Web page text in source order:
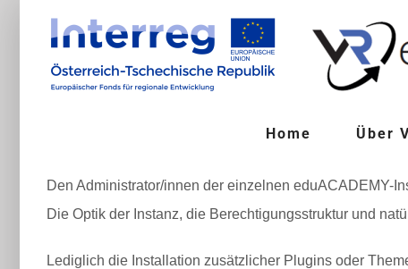
springen
Home Über
Den Administrator/innen der einzelnen eduACADEMY-
Die Optik der Instanz, die Berechtigungsstruktur und
Lediglich die Installation zusätzlicher Plugins oder